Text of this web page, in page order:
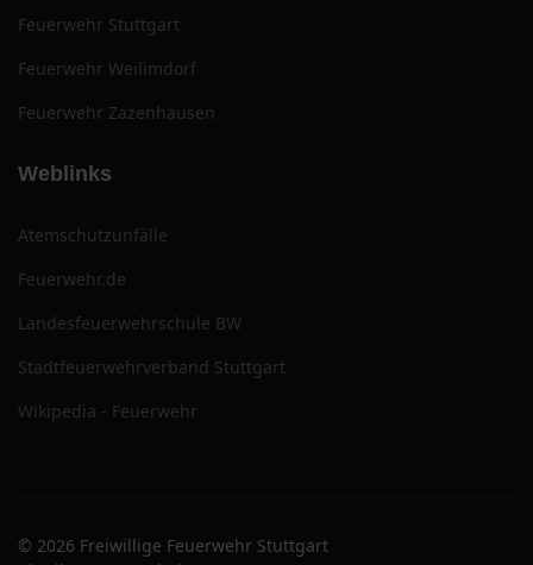
Feuerwehr Stuttgart
Feuerwehr Weilimdorf
Feuerwehr Zazenhausen
Weblinks
Atemschutzunfälle
Feuerwehr.de
Landesfeuerwehrschule BW
Stadtfeuerwehrverband Stuttgart
Wikipedia - Feuerwehr
© 2026 Freiwillige Feuerwehr Stuttgart